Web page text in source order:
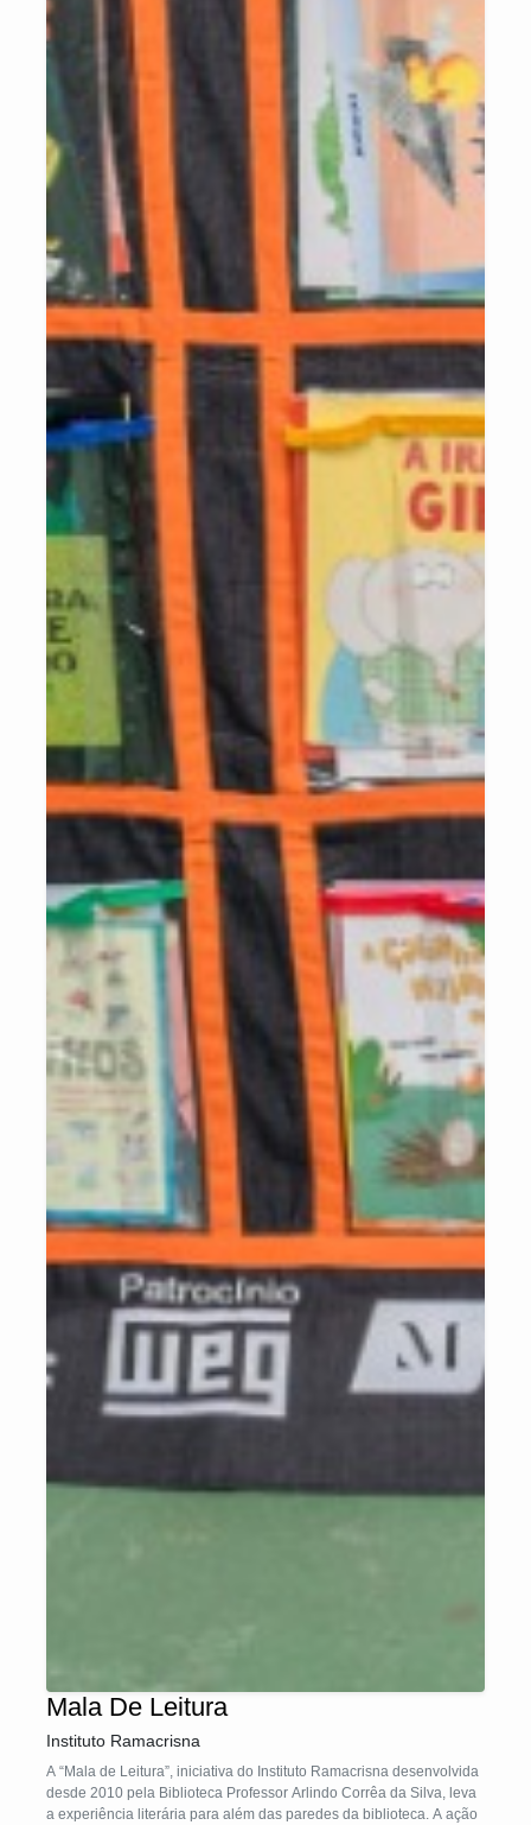
Mala De Leitura
Instituto Ramacrisna
A “Mala de Leitura”, iniciativa do Instituto Ramacrisna desenvolvida
desde 2010 pela Biblioteca Professor Arlindo Corrêa da Silva, leva
a experiência literária para além das paredes da biblioteca. A ação